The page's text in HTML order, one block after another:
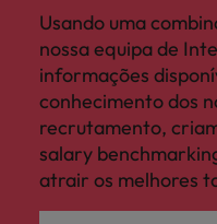
Usando uma
nossa equipa de
informações
conhecimento dos
recrutamento,
salary
atrair os melhores